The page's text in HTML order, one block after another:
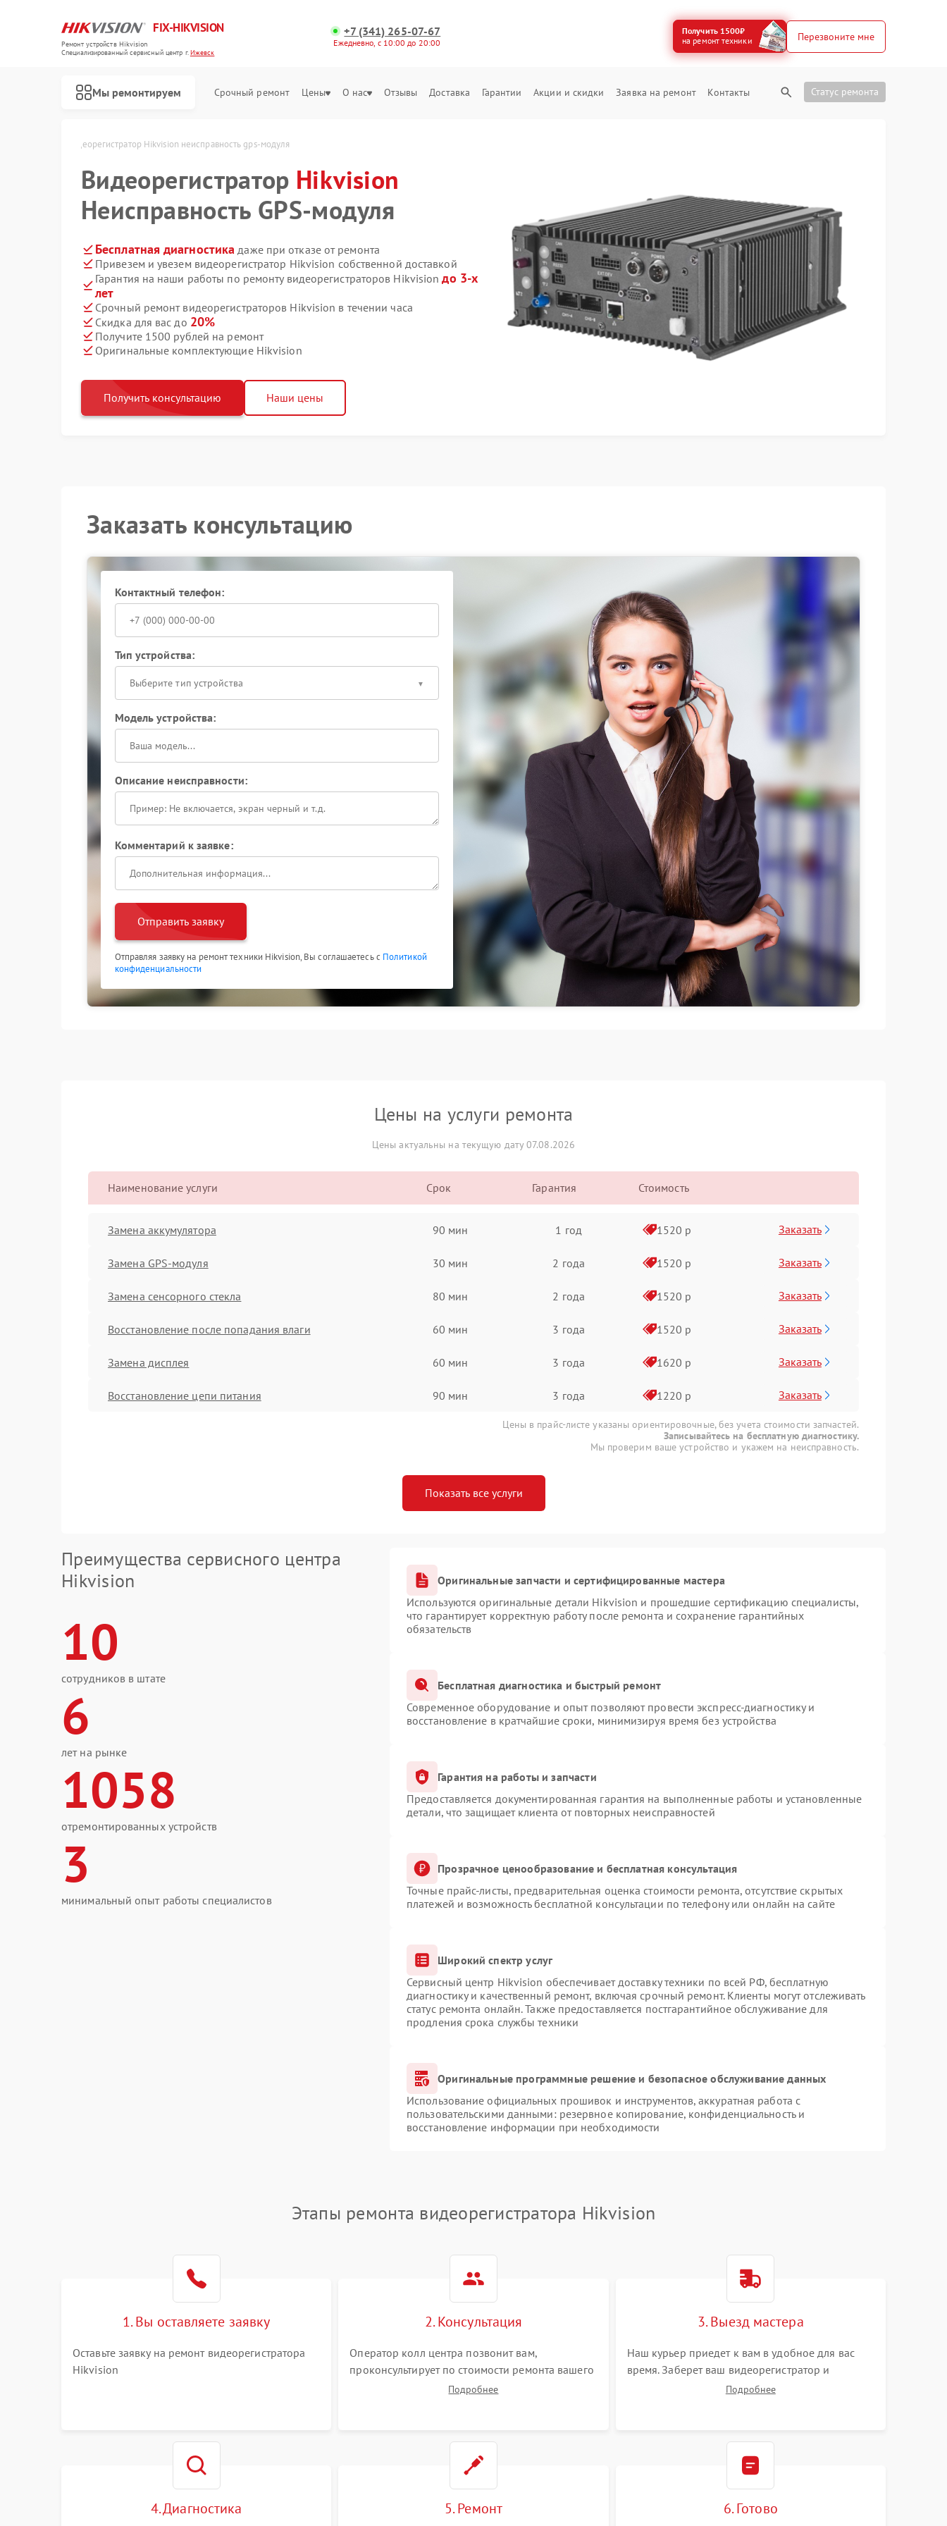
FIX-HIKVISION
Ремонт устройств Hikvision
Специализированный cервисный центр г.Ижевск
+7 (341) 265-07-67
Ежедневно, с 10:00 до 20:00
Получить 1500₽
на ремонт техники
Перезвоните мне
Мы ремонтируем Срочный ремонт Цены О нас Отзывы Доставка Гарантии Акции и скидки Заявка на ремонт Контакты Статус ремонта
Видеорегистратор Hikvision неисправность gps-модуля
Видеорегистратор Hikvision
Неисправность GPS-модуля
Бесплатная диагностика даже при отказе от ремонта
Привезем и увезем видеорегистратор Hikvision собственной доставкой
Гарантия на наши работы по ремонту видеорегистраторов Hikvisionдо 3-х
лет
Срочный ремонт видеорегистраторов Hikvision в течении часа
Скидка для вас до 20%
Получите 1500 рублей на ремонт
Оригинальные комплектующие Hikvision
Получить консультацию Наши цены
Заказать консультацию
Контактный телефон:
Тип устройства:
Выберите тип устройства
Модель устройства:
Описание неисправности:
Комментарий к заявке:
Отправить заявку
Отправляя заявку на ремонт техники Hikvision, Вы соглашаетесь с Политикой
конфиденциальности
Цены на услуги ремонта
Цены актуальны на текущую дату 07.08.2026
Наименование услуги Срок Гарантия Стоимость
Замена аккумулятора 90 мин 1 год 1520 р Заказать
Замена GPS-модуля 30 мин 2 года 1520 р Заказать
Замена сенсорного стекла 80 мин 2 года 1520 р Заказать
Восстановление после попадания влаги 60 мин 3 года 1520 р Заказать
Замена дисплея 60 мин 3 года 1620 р Заказать
Восстановление цепи питания 90 мин 3 года 1220 р Заказать
Цены в прайс-листе указаны ориентировочные, без учета стоимости запчастей.
Записывайтесь на бесплатную диагностику.
Мы проверим ваше устройство и укажем на неисправность.
Показать все услуги
Преимущества сервисного центра
Hikvision
10
сотрудников в штате
6
лет на рынке
1058
отремонтированных устройств
3
минимальный опыт работы специалистов
Оригинальные запчасти и сертифицированные мастера
Используются оригинальные детали Hikvision и прошедшие сертификацию специалисты,
что гарантирует корректную работу после ремонта и сохранение гарантийных
обязательств
Бесплатная диагностика и быстрый ремонт
Современное оборудование и опыт позволяют провести экспресс-диагностику и
восстановление в кратчайшие сроки, минимизируя время без устройства
Гарантия на работы и запчасти
Предоставляется документированная гарантия на выполненные работы и установленные
детали, что защищает клиента от повторных неисправностей
Прозрачное ценообразование и бесплатная консультация
Точные прайс-листы, предварительная оценка стоимости ремонта, отсутствие скрытых
платежей и возможность бесплатной консультации по телефону или онлайн на сайте
Широкий спектр услуг
Сервисный центр Hikvision обеспечивает доставку техники по всей РФ, бесплатную
диагностику и качественный ремонт, включая срочный ремонт. Клиенты могут отслеживать
статус ремонта онлайн. Также предоставляется постгарантийное обслуживание для
продления срока службы техники
Оригинальные программные решение и безопасное обслуживание данных
Использование официальных прошивок и инструментов, аккуратная работа с
пользовательскими данными: резервное копирование, конфиденциальность и
восстановление информации при необходимости
Этапы ремонта видеорегистратора Hikvision
1. Вы оставляете заявку
Оставьте заявку на ремонт видеорегистратора
Hikvision
2. Консультация
Оператор колл центра позвонит вам,
проконсультирует по стоимости ремонта вашего
видеорегистратора а также ответит на все ваши
Подробнее
3. Выезд мастера
Наш курьер приедет к вам в удобное для вас
время. Заберет ваш видеорегистратор и
привезет на склад для диагностики.
Подробнее
4. Диагностика 5. Ремонт 6. Готово